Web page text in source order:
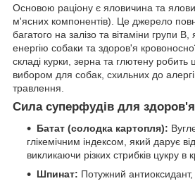
Основою раціону є яловичина та
м'ясних компонентів). Це джерело
багатого на залізо та вітаміни групи В,
енергію собаки та здоров'я
складі курки, зерна та глютену робить
вибором для собак, схильних до
травлення.
Сила суперфудів для
Батат (солодка картопля):
глікемічним індексом, який дарує
викликаючи різких стрибків цукру в
Шпинат: Потужний